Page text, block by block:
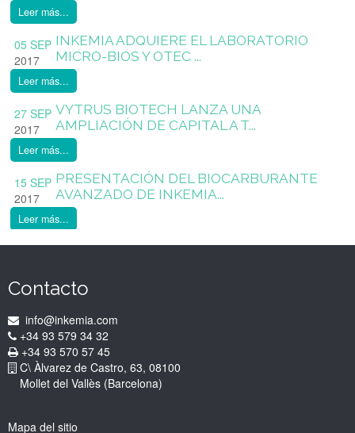
Leer más...
05 SEP
2017
INKEMIA ADQUIERE EL LABORATORIO
MICRO-BIOS Y OTEC ...
Leer más...
27 SEP
2017
VYTRUS BIOTECH LANZA UNA
AMPLIACIÓN DE CAPITAL A T...
Leer más...
15 SEP
2017
PRESENTACIÓN DEL BIOCARBURANTE
AVANZADO DE INKEMIA...
Leer más...
Contacto
info@inkemia.com
+34 93 579 34 32
+34 93 570 57 45
C\ Àlvarez de Castro, 63, 08100
Mollet del Vallès (Barcelona)
Mapa del sitio